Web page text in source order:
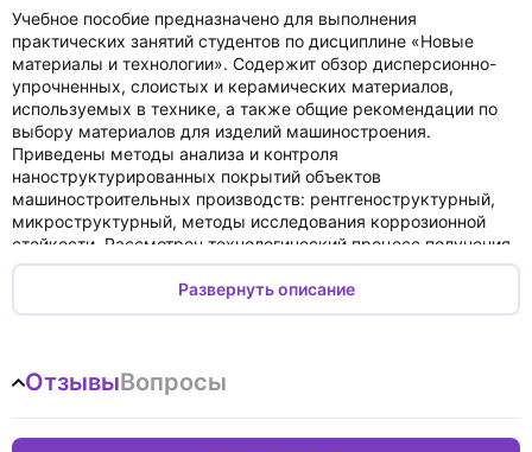
Учебное пособие предназначено для выполнения
практических занятий студентов по дисциплине «Новые
материалы и технологии». Содержит обзор дисперсионно-
упрочненных, слоистых и керамических материалов,
используемых в технике, а также общие рекомендации по
выбору материалов для изделий машиностроения.
Приведены методы анализа и контроля
наноструктурированных покрытий объектов
машиностроительных производств: рентгеноструктурный,
микроструктурный, методы исследования коррозионной
стойкости. Рассмотрен технологический процесс получения
наноструктурированных покрытий.
Учебное пособие предназначено для студентов вузов,
обучающихся по техническим специальностям и
Развернуть описание
ОтзывыВопросы